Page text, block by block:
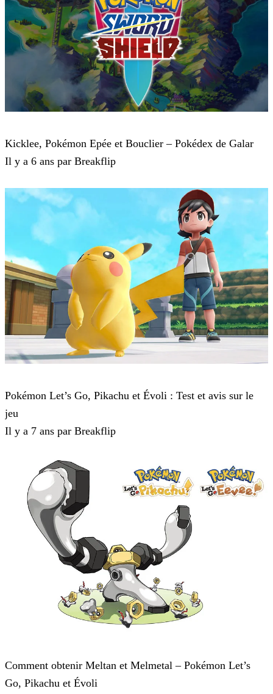
Kicklee, Pokémon Epée et Bouclier – Pokédex de Galar
Il y a 6 ans par Breakflip
Pokémon Let’s Go, Pikachu et Évoli : Test et avis sur le
jeu
Il y a 7 ans par Breakflip
Comment obtenir Meltan et Melmetal – Pokémon Let’s
Go, Pikachu et Évoli